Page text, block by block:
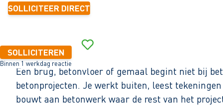
SOLLICITEER DIRECT
SOLLICITEREN
Binnen 1 werkdag reactie
Een brug, betonvloer of gemaal begint niet bij
betonprojecten. Je werkt buiten, leest
bouwt aan betonwerk waar de rest van het